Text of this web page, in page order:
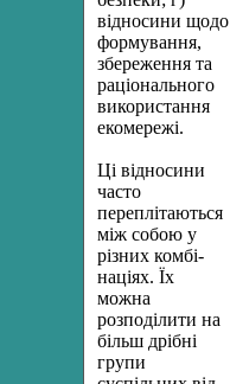
відносини щодо
форму­вання,
збереження та
раціонального
використання
екомережі.
Ці відносини
часто
переплітаються
між собою у
різних комбі­
націях. Їх
можна
розподілити на
більш дрібні
групи